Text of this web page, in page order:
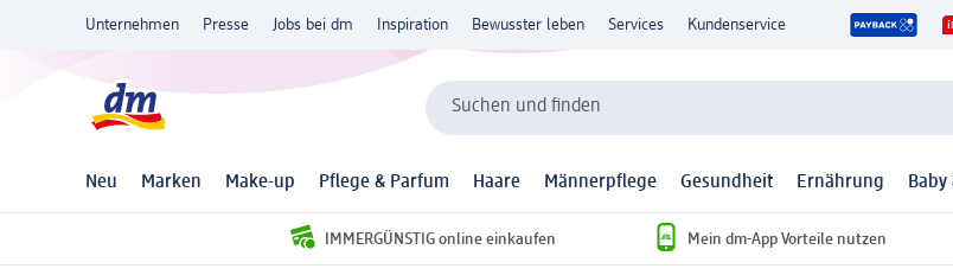
Unternehmen Presse Jobs bei dm Inspiration Bewusster leben Services Kundenservice
Suchen und finden
Neu Marken Make-up Pflege & Parfum Haare Männerpflege Gesundheit Ernährung Baby
IMMERGÜNSTIG online einkaufen Mein dm-App Vorteile nutzen